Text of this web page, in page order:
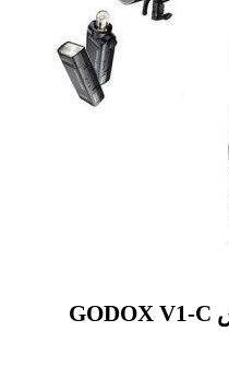
آیا فلاش اکسترنال گودکس GODOX V1-C